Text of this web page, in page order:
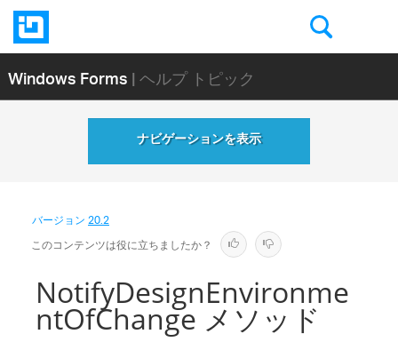
Windows Forms| ヘルプ トピック
ナビゲーションを表示
バージョン20.2
このコンテンツは役に立ちましたか？
NotifyDesignEnvironme
ntOfChange メソッド